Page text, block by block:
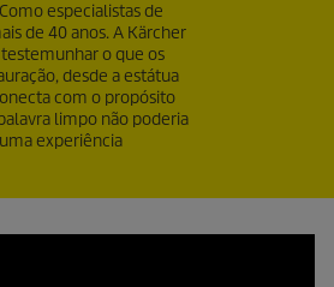
especialistas de
de 40 anos. A Kärcher
o que os
desde a estátua
com o propósito
limpo não poderia
experiência